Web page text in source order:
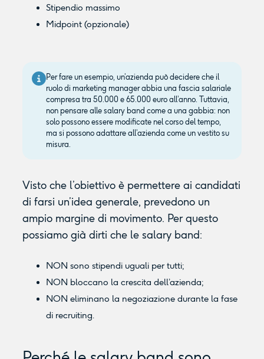
Stipendio massimo
Midpoint (opzionale)
Per fare un esempio, un’azienda può decidere che il
ruolo di marketing manager abbia una fascia salariale
compresa tra 50.000 e 65.000 euro all’anno. Tuttavia,
non pensare alle salary band come a una gabbia: non
solo possono essere modificate nel corso del tempo,
ma si possono adattare all’azienda come un vestito su
misura.
Visto che l’obiettivo è permettere ai candidati
di farsi un’idea generale, prevedono un
ampio margine di movimento. Per questo
possiamo già dirti che le salary band:
NON sono stipendi uguali per tutti;
NON bloccano la crescita dell’azienda;
NON eliminano la negoziazione durante la fase
di recruiting.